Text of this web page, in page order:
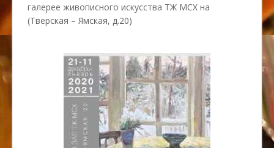
галерее живописного искусства ТЖ МСХ на
(Тверская – Ямская, д.20)